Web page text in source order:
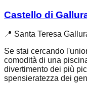
Castello di
📍 Santa Teresa
Se stai cercando
comodità di una
divertimento dei più
spensieratezza dei